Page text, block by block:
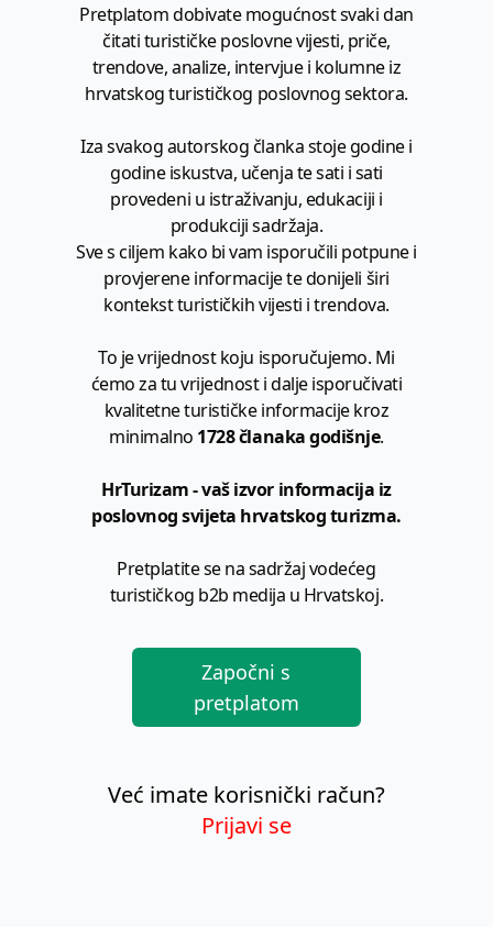
Pretplatom dobivate mogućnost svaki dan
čitati turističke poslovne vijesti, priče,
trendove, analize, intervjue i kolumne iz
hrvatskog turističkog poslovnog sektora.
Iza svakog autorskog članka stoje godine i
godine iskustva, učenja te sati i sati
provedeni u istraživanju, edukaciji i
produkciji sadržaja.
Sve s ciljem kako bi vam isporučili potpune i
provjerene informacije te donijeli širi
kontekst turističkih vijesti i trendova.
To je vrijednost koju isporučujemo. Mi
ćemo za tu vrijednost i dalje isporučivati
kvalitetne turističke informacije kroz
minimalno 1728 članaka godišnje.
HrTurizam - vaš izvor informacija iz
poslovnog svijeta hrvatskog turizma.
Pretplatite se na sadržaj vodećeg
turističkog b2b medija u Hrvatskoj.
Započni s
pretplatom
Već imate korisnički račun?
Prijavi se